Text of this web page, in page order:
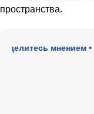
пространства.
мнением •